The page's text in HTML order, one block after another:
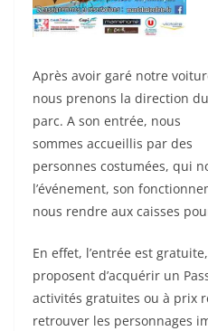
Après avoir garé notre
nous prenons la direction du
parc. A son entrée, nous
sommes accueillis par des
personnes costumées, qui
l’événement, son
nous rendre aux caisses
En effet, l’entrée est
proposent d’acquérir un
activités gratuites ou à prix
retrouver les personnages